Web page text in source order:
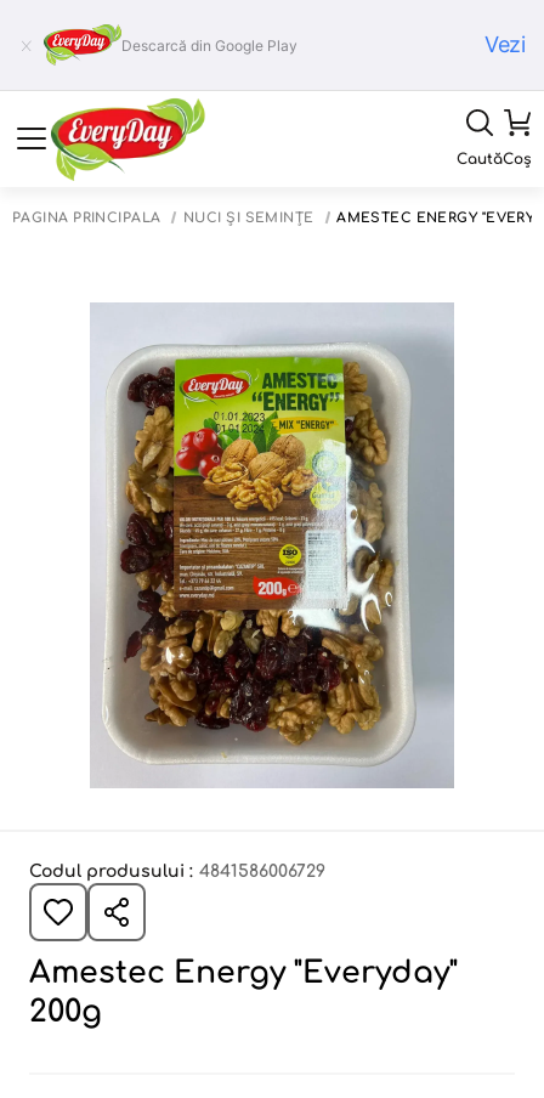
Descarcă din Google Play Vezi
CautăCoș
PAGINA PRINCIPALĂ NUCI ȘI SEMINȚE AMESTEC ENERGY
Codul produsului : 4841586006729
Amestec Energy "Everyday"
200g